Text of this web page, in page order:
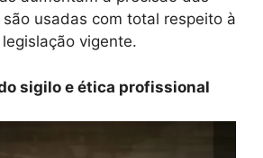
usadas com total respeito à
vigente.
sigilo e ética profissional